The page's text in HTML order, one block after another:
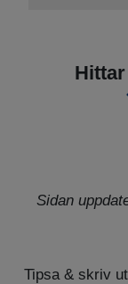
Sidan
Tipsa & skriv